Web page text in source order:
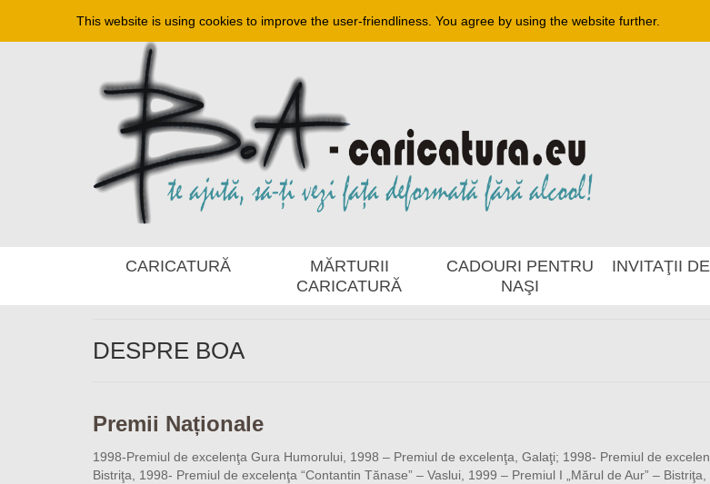
CARICATURĂ
MĂRTURII
CARICATURĂ
CADOURI PENTRU
NAŞI
INVITAŢII
DESPRE BOA
Premii Naționale
1998-Premiul de excelenţa Gura Humorului, 1998 – Premiul de excelenţa, Galaţi; 1998- Premiul de
Bistriţa, 1998- Premiul de excelenţa “Contantin Tănase” – Vaslui, 1999 – Premiul I „Mărul de Aur” –
This website is using cookies to improve the user-friendliness. You agree by using the website further.